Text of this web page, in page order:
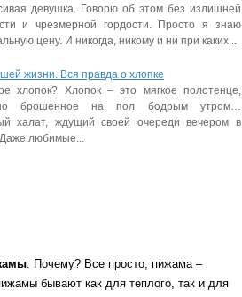
девушка. Говорю об этом без излишней
и чрезмерной гордости. Просто я знаю
цену. И никогда, никому и ни при каких...
жизни. Вся правда о хлопке
хлопок? Хлопок – это мягкое полотенце,
брошенное на пол бодрым утром…
халат, ждущий своей очереди вечером в
любимые...
. Почему? Все просто, пижама –
бывают как для теплого, так и для